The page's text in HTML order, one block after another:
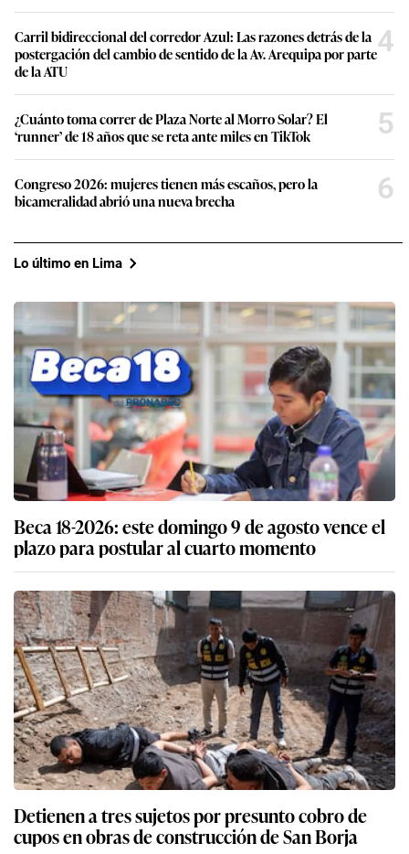
Carril bidireccional del corredor Azul: Las razones detrás de la
postergación del cambio de sentido de la Av. Arequipa por parte
de la ATU
4
¿Cuánto toma correr de Plaza Norte al Morro Solar? El
‘runner’ de 18 años que se reta ante miles en TikTok
5
Congreso 2026: mujeres tienen más escaños, pero la
bicameralidad abrió una nueva brecha
6
Lo último en Lima
Beca 18-2026: este domingo 9 de agosto vence el
plazo para postular al cuarto momento
Detienen a tres sujetos por presunto cobro de
cupos en obras de construcción de San Borja